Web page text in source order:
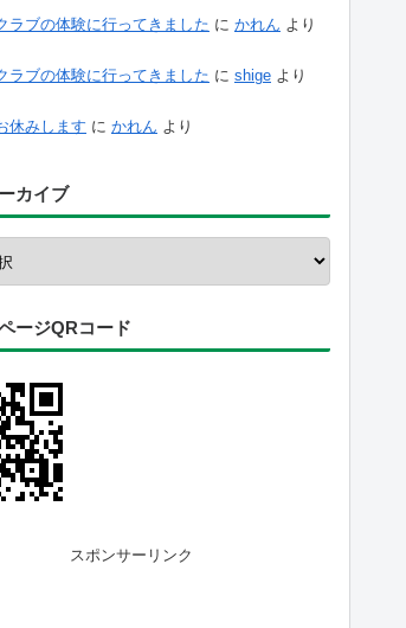
ラブの体験に行ってきました に かれん より
ラブの体験に行ってきました に shige より
休みします に かれん より
カイブ
ージQRコード
スポンサーリンク